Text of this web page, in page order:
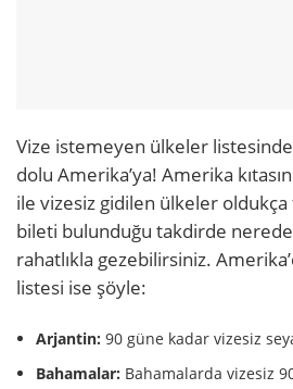
Vize istemeyen ülkeler
dolu Amerika’ya! Amerika
ile vizesiz gidilen ülkeler
bileti bulunduğu takdirde
rahatlıkla gezebilirsiniz.
listesi ise şöyle:
Arjantin: 90 güne kadar vizesiz
Bahamalar: Bahamalarda vizesiz